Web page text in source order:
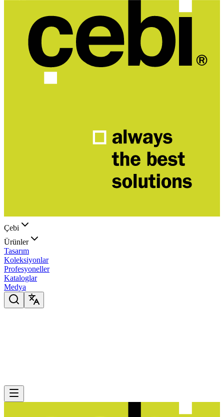
Çebi
Ürünler
Tasarım
Koleksiyonlar
Profesyoneller
Kataloglar
Medya